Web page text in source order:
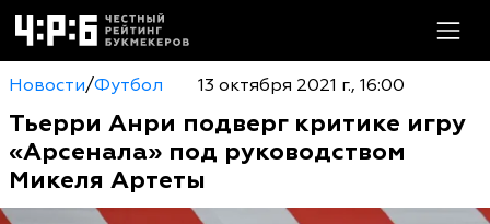
Новости/Футбол 13 октября 2021 г., 16:00
Тьерри Анри подверг критике игру
«Арсенала» под руководством
Микеля Артеты